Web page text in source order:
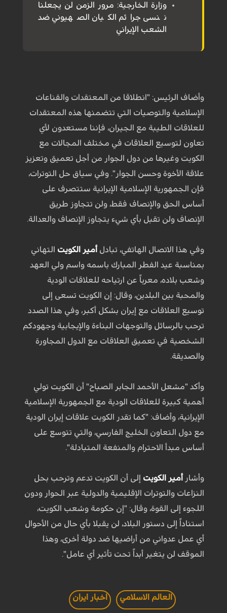
وزارة الخارجية: مرور الزمن لن يجعلنا
ننسى جرائم الكيان الصهيوني ضد
الشعب الإيراني
وأضاف الرئيس: "انطلاقا من المعتقدات والقناعات
الإسلامية والتوصيات التي تتضمنها هذه المعتقدات
للعلاقات الطيبة مع الجيران، فإننا مستعدون لأي
تعاون لتوسيع العلاقات في مختلف المجالات مع
الكويت وغيرها من دول الجوار من أجل تعميق وتعزيز
علاقة الأخوة وحسن الجوار". وفي سياق حل التوترات،
فإن الجمهورية الإسلامية الإيرانية ستتصرف على
أساس الحق والإنصاف فقط، ولن تتجاوز طريق
الإنصاف ولن تقبل بأي شيء يتجاوز الإنصاف والعدالة.
وفي هذا الاتصال الهاتفي، تبادل أمير الكويت التهاني
بمناسبة عيد الفطر المبارك باسمه واسم ولي العهد
وشعب بلاده، معرباً عن ارتياحه للعلاقات الودية
والمحبة بين البلدين، وقال: إن الكويت تسعى إلى
توسيع العلاقات مع إيران بشكل أكبر، وفي هذا الصدد
ترحب بالرسائل والتوجهات البناءة والإيجابية وجهودكم
الشخصية في تعميق العلاقات مع الدول المجاورة
والصديقة.
وأكد "مشعل الأحمد الجابر الصباح" أن الكويت تولي
أهمية كبيرة للعلاقات الودية مع الجمهورية الإسلامية
الإيرانية، وأضاف: "كما تقدر الكويت علاقات إيران الودية
مع دول التعاون الخليج الفارسي، والتي تتوسع على
أساس مبدأ الاحترام والمنفعة المتبادلة".
وأشار أمير الكويت إلى أن الكويت تدعم وترحب بحل
النزاعات والتوترات الإقليمية والدولية عبر الحوار ودون
اللجوء إلى القوة، وقال: "إن حكومة وشعب الكويت،
استناداً إلى دستور البلاد، لن يقبلا بأي حال من الأحوال
أي عمل عدواني من أراضيها ضد دولة أخرى، وهذا
الموقف لن يتغير أبداً تحت تأثير أي عامل".
العالم الاسلامي اخبار ايران